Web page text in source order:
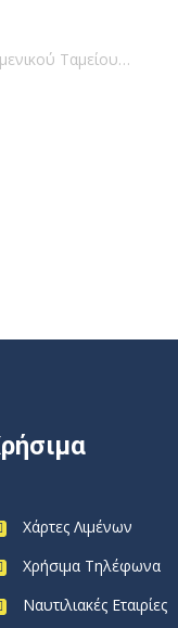
Ταμείου…
Χάρτες Λιμένων
Χρήσιμα Τηλέφωνα
Ναυτιλιακές Εταιρίες